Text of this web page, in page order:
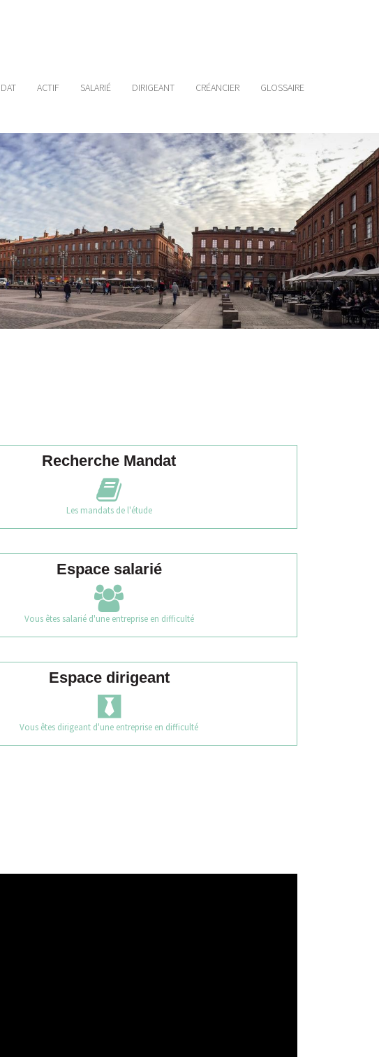
ACTIF SALARIÉ DIRIGEANT CRÉANCIER GLOSSAIRE
Recherche Mandat
Les mandats de l'étude
Espace salarié
Vous êtes salarié d'une entreprise en difficulté
Espace dirigeant
Vous êtes dirigeant d'une entreprise en difficulté